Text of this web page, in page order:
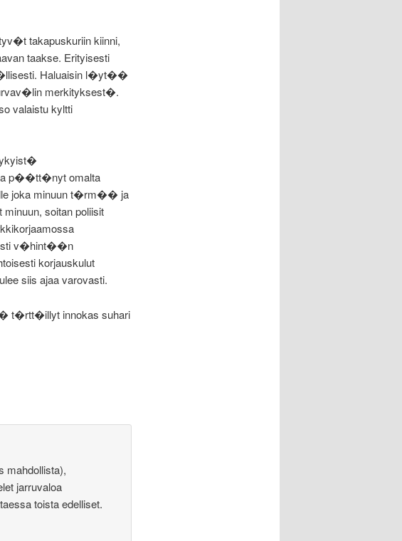
takapuskuriin kiinni,
taakse. Erityisesti
Haluaisin l�yt��
merkityksest�.
valaistu kyltti
p��tt�nyt omalta
joka minuun t�rm�� ja
soitan poliisit
v�hint��n
korjauskulut
siis ajaa varovasti.
t�rtt�illyt innokas suhari
jarruvaloa
toista edelliset.